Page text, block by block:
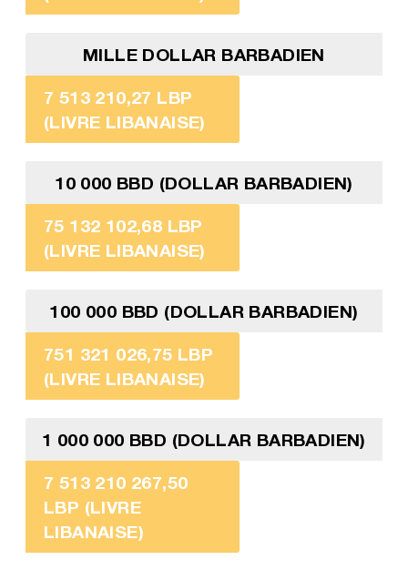
MILLE DOLLAR BARBADIEN
7 513 210,27 LBP
(LIVRE LIBANAISE)
10 000 BBD (DOLLAR BARBADIEN)
75 132 102,68 LBP
(LIVRE LIBANAISE)
100 000 BBD (DOLLAR BARBADIEN)
751 321 026,75 LBP
(LIVRE LIBANAISE)
1 000 000 BBD (DOLLAR BARBADIEN)
7 513 210 267,50
LBP (LIVRE
LIBANAISE)